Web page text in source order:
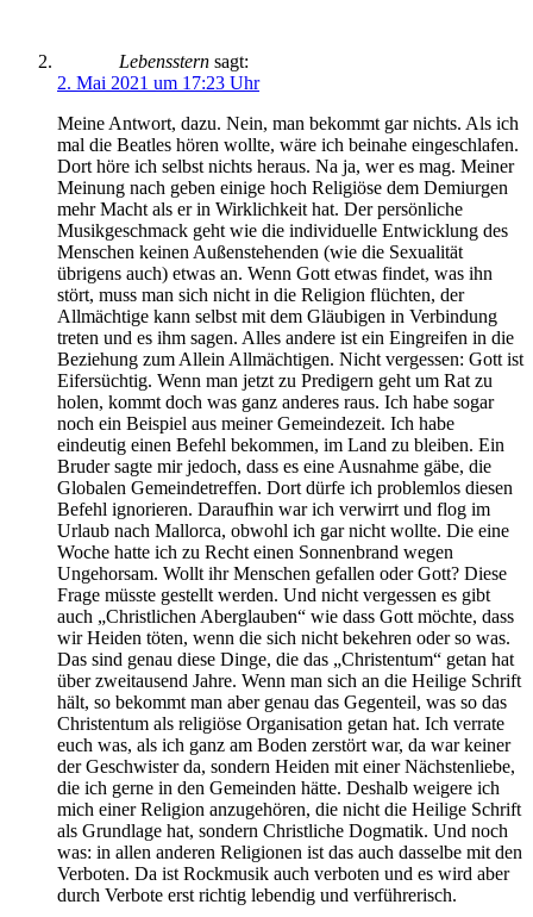
Lebensstern sagt:
2. Mai 2021 um 17:23 Uhr
Meine Antwort, dazu. Nein, man bekommt gar nichts. Als ich
mal die Beatles hören wollte, wäre ich beinahe eingeschlafen.
Dort höre ich selbst nichts heraus. Na ja, wer es mag. Meiner
Meinung nach geben einige hoch Religiöse dem Demiurgen
mehr Macht als er in Wirklichkeit hat. Der persönliche
Musikgeschmack geht wie die individuelle Entwicklung des
Menschen keinen Außenstehenden (wie die Sexualität
übrigens auch) etwas an. Wenn Gott etwas findet, was ihn
stört, muss man sich nicht in die Religion flüchten, der
Allmächtige kann selbst mit dem Gläubigen in Verbindung
treten und es ihm sagen. Alles andere ist ein Eingreifen in die
Beziehung zum Allein Allmächtigen. Nicht vergessen: Gott ist
Eifersüchtig. Wenn man jetzt zu Predigern geht um Rat zu
holen, kommt doch was ganz anderes raus. Ich habe sogar
noch ein Beispiel aus meiner Gemeindezeit. Ich habe
eindeutig einen Befehl bekommen, im Land zu bleiben. Ein
Bruder sagte mir jedoch, dass es eine Ausnahme gäbe, die
Globalen Gemeindetreffen. Dort dürfe ich problemlos diesen
Befehl ignorieren. Daraufhin war ich verwirrt und flog im
Urlaub nach Mallorca, obwohl ich gar nicht wollte. Die eine
Woche hatte ich zu Recht einen Sonnenbrand wegen
Ungehorsam. Wollt ihr Menschen gefallen oder Gott? Diese
Frage müsste gestellt werden. Und nicht vergessen es gibt
auch „Christlichen Aberglauben“ wie dass Gott möchte, dass
wir Heiden töten, wenn die sich nicht bekehren oder so was.
Das sind genau diese Dinge, die das „Christentum“ getan hat
über zweitausend Jahre. Wenn man sich an die Heilige Schrift
hält, so bekommt man aber genau das Gegenteil, was so das
Christentum als religiöse Organisation getan hat. Ich verrate
euch was, als ich ganz am Boden zerstört war, da war keiner
der Geschwister da, sondern Heiden mit einer Nächstenliebe,
die ich gerne in den Gemeinden hätte. Deshalb weigere ich
mich einer Religion anzugehören, die nicht die Heilige Schrift
als Grundlage hat, sondern Christliche Dogmatik. Und noch
was: in allen anderen Religionen ist das auch dasselbe mit den
Verboten. Da ist Rockmusik auch verboten und es wird aber
durch Verbote erst richtig lebendig und verführerisch.